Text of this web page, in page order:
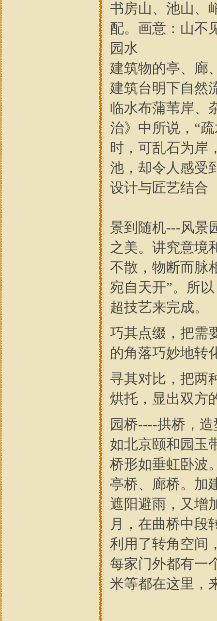
书房山、池山、
配。画意：山不
园水
建筑物的亭、廊
建筑台明下自然
临水布蒲苇岸、
治》中所说，“
时，可乱石为岸
池，却令人感受
设计与匠艺结合
景到随机---风景
之美。讲究意境
不散，物断而脉
宛自天开”。所
超技艺来完成。
巧其点缀，把需
的角落巧妙地转
寻其对比，把两
烘托，显出双方
园桥----拱桥，
如北京颐和园玉
桥形如垂虹卧波
亭桥、廊桥。加
遮阳避雨，又增
月，在曲桥中段
利用了转角空间
每家门外都有一
米等都在这里，